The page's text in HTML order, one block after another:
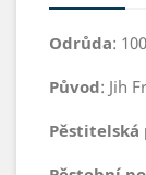
Odrůda:
Původ: Jih
Pěstitelská